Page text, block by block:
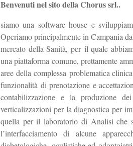
Benvenuti nel sito della Chorus srl..
siamo una software house e
Operiamo principalmente in Campania
mercato della Sanità, per il quale
una piattaforma comune, prettamente
aree della complessa problematica
funzionalità di prenotazione e
contabilizzazione e la produzione
verticalizzazioni per la diagnostica per
quella per il laboratorio di Analisi che
l’interfacciamento di alcune